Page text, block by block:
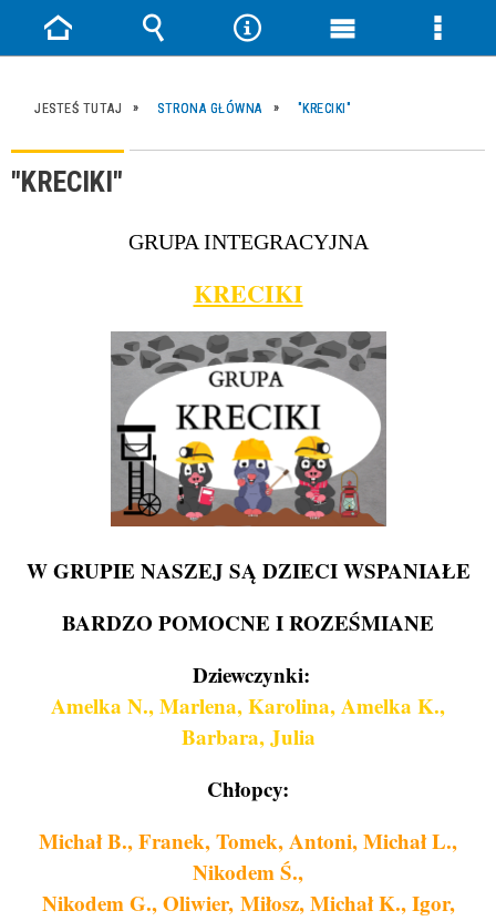
JESTEŚ TUTAJ STRONA GŁÓWNA "KRECIKI"
"KRECIKI"
GRUPA INTEGRACYJNA
KRECIKI
W GRUPIE NASZEJ SĄ DZIECI WSPANIAŁE
BARDZO POMOCNE I ROZEŚMIANE
Dziewczynki:
Amelka N., Marlena, Karolina, Amelka K.,
Barbara, Julia
Chłopcy:
Michał B., Franek, Tomek, Antoni, Michał L.,
Nikodem Ś.,
Nikodem G., Oliwier, Miłosz, Michał K., Igor,
Strona
główna
Wyszukiwarka
NarzędziaMenu
główne
Menu